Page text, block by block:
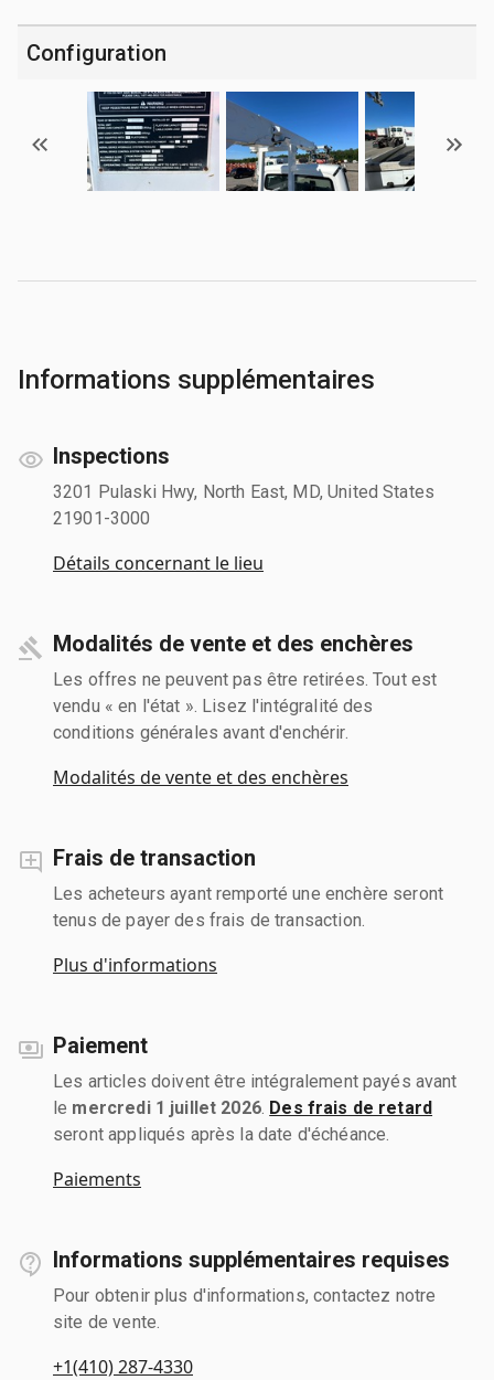
Configuration
Informations supplémentaires
Inspections
3201 Pulaski Hwy, North East, MD, United States
21901-3000
Détails concernant le lieu
Modalités de vente et des enchères
Les offres ne peuvent pas être retirées. Tout est
vendu « en l'état ». Lisez l'intégralité des
conditions générales avant d'enchérir.
Modalités de vente et des enchères
Frais de transaction
Les acheteurs ayant remporté une enchère seront
tenus de payer des frais de transaction.
Plus d'informations
Paiement
Les articles doivent être intégralement payés avant
le mercredi 1 juillet 2026. Des frais de retard
seront appliqués après la date d'échéance.
Paiements
Informations supplémentaires requises
Pour obtenir plus d'informations, contactez notre
site de vente.
+1(410) 287-4330